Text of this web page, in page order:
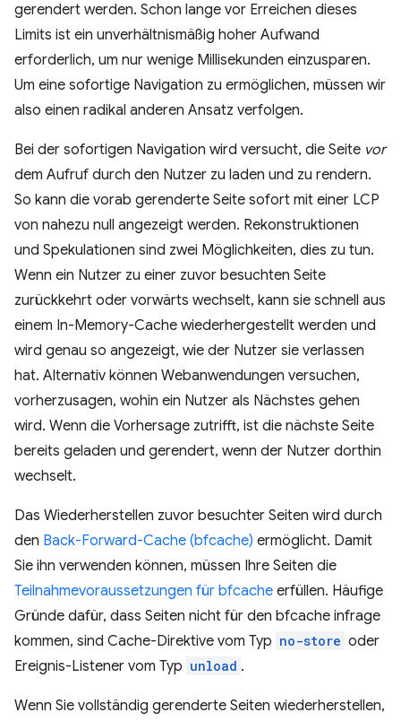
gerendert werden. Schon lange vor Erreichen dieses
Limits ist ein unverhältnismäßig hoher Aufwand
erforderlich, um nur wenige Millisekunden einzusparen.
Um eine sofortige Navigation zu ermöglichen, müssen wir
also einen radikal anderen Ansatz verfolgen.
Bei der sofortigen Navigation wird versucht, die Seite vor
dem Aufruf durch den Nutzer zu laden und zu rendern.
So kann die vorab gerenderte Seite sofort mit einer LCP
von nahezu null angezeigt werden. Rekonstruktionen
und Spekulationen sind zwei Möglichkeiten, dies zu tun.
Wenn ein Nutzer zu einer zuvor besuchten Seite
zurückkehrt oder vorwärts wechselt, kann sie schnell aus
einem In-Memory-Cache wiederhergestellt werden und
wird genau so angezeigt, wie der Nutzer sie verlassen
hat. Alternativ können Webanwendungen versuchen,
vorherzusagen, wohin ein Nutzer als Nächstes gehen
wird. Wenn die Vorhersage zutrifft, ist die nächste Seite
bereits geladen und gerendert, wenn der Nutzer dorthin
wechselt.
Das Wiederherstellen zuvor besuchter Seiten wird durch
den Back-Forward-Cache (bfcache) ermöglicht. Damit
Sie ihn verwenden können, müssen Ihre Seiten die
Teilnahmevoraussetzungen für bfcache erfüllen. Häufige
Gründe dafür, dass Seiten nicht für den bfcache infrage
kommen, sind Cache-Direktive vom Typ no-store oder
Ereignis-Listener vom Typ unload .
Wenn Sie vollständig gerenderte Seiten wiederherstellen,